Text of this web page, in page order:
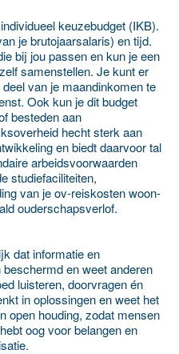
keuzebudget (IKB).
je brutojaarsalaris) en tijd.
bij jou passen en kun je een
samenstellen. Je kunt er
van je maandinkomen te
Ook kun je dit budget
besteden aan
hecht sterk aan
en biedt daarvoor tal
arbeidsvoorwaarden
studiefaciliteiten,
van je ov-reiskosten woon-
ouderschapsverlof.
dat informatie en
en weet anderen
luisteren, doorvragen én
in oplossingen en weet het
open houding, zodat mensen
oog voor belangen en